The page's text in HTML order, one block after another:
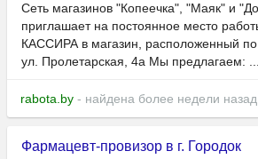
Сеть магазинов "Копеечка", "Маяк" и
приглашает на постоянное место
КАССИРА в магазин, расположенный по
ул. Пролетарская, 4а Мы предлагаем: ...
rabota.by - найдена более недели назад
Фармацевт-провизор в г. Городок